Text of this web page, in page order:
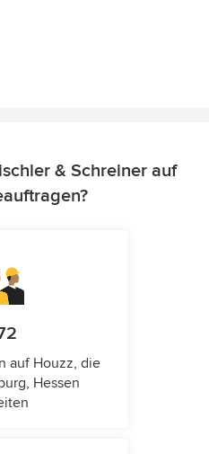
& Schreiner auf
auf Houzz, die
Hessen